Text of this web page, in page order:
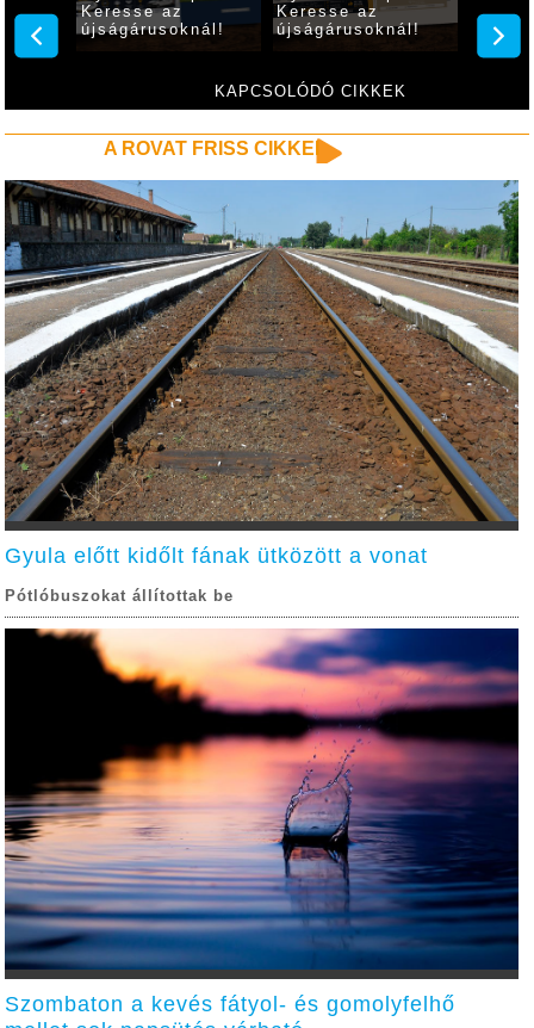
KAPCSOLÓDÓ CIKKEK
Keresse az
újságárusoknál!
Keresse az
újságárusoknál!
A ROVAT FRISS CIKKEI
Gyula előtt kidőlt fának ütközött a vonat
Pótlóbuszokat állítottak be
Szombaton a kevés fátyol- és gomolyfelhő